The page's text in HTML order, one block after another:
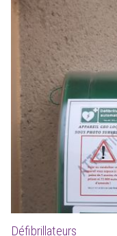
Défibrillateurs